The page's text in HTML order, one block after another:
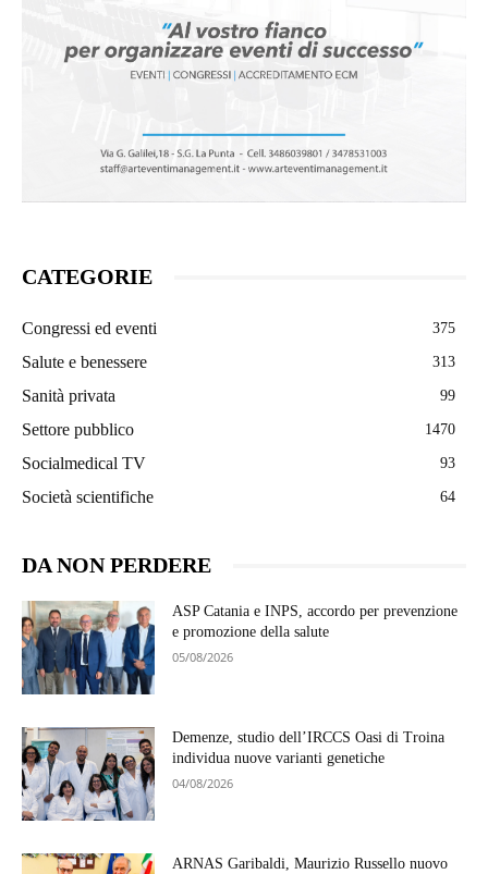
CATEGORIE
Congressi ed eventi 375
Salute e benessere 313
Sanità privata 99
Settore pubblico 1470
Socialmedical TV 93
Società scientifiche 64
DA NON PERDERE
ASP Catania e INPS, accordo per prevenzione
e promozione della salute
05/08/2026
Demenze, studio dell’IRCCS Oasi di Troina
individua nuove varianti genetiche
04/08/2026
ARNAS Garibaldi, Maurizio Russello nuovo